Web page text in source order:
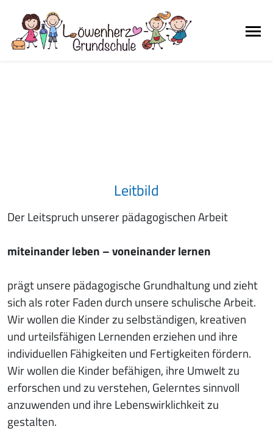
Leitbild
Der Leitspruch unserer pädagogischen Arbeit
miteinander leben – voneinander lernen
prägt unsere pädagogische Grundhaltung und zieht
sich als roter Faden durch unsere schulische Arbeit.
Wir wollen die Kinder zu selbständigen, kreativen
und urteilsfähigen Lernenden erziehen und ihre
individuellen Fähigkeiten und Fertigkeiten fördern.
Wir wollen die Kinder befähigen, ihre Umwelt zu
erforschen und zu verstehen, Gelerntes sinnvoll
anzuwenden und ihre Lebenswirklichkeit zu
gestalten.